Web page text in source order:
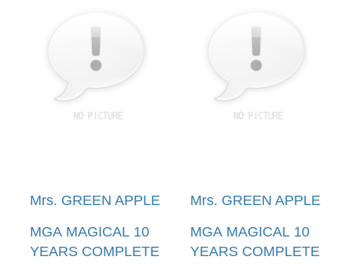
方進口通常盤BLU-
RAY)(預購至05/20
12:00止)
官方進口通常盤
2DVD)(預購至05/20
12:00止)
Mrs. GREEN APPLE
MGA MAGICAL 10
YEARS COMPLETE
Mrs. GREEN APPLE
MGA MAGICAL 10
YEARS COMPLETE